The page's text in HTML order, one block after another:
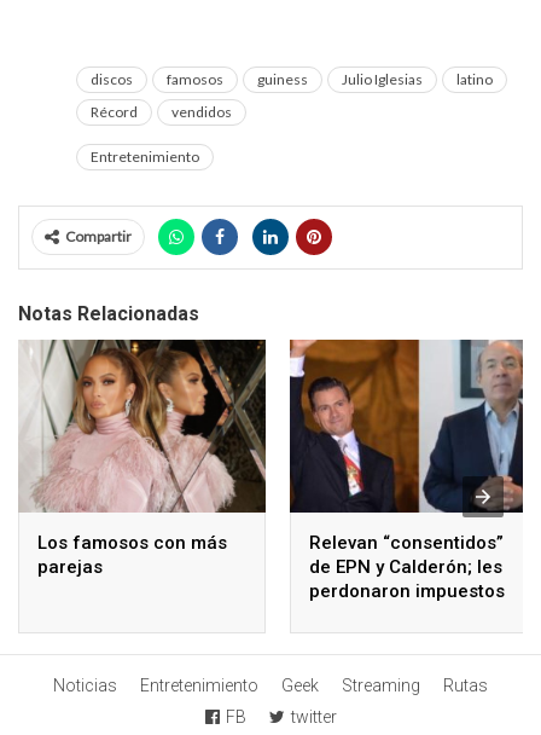
discos famosos guiness Julio Iglesias
latino
Récord
vendidos
Entretenimiento
Compartir
Notas Relacionadas
Los famosos con más
parejas
Relevan “consentidos”
de EPN y Calderón; les
perdonaron impuestos
Noticias Entretenimiento Geek Streaming
Rutas
FB
twitter